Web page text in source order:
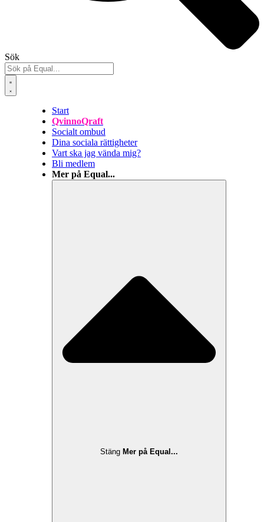
Sök
Start
QvinnoQraft
Socialt ombud
Dina sociala rättigheter
Vart ska jag vända mig?
Bli medlem
Mer på Equal...
Stäng Mer på Equal...